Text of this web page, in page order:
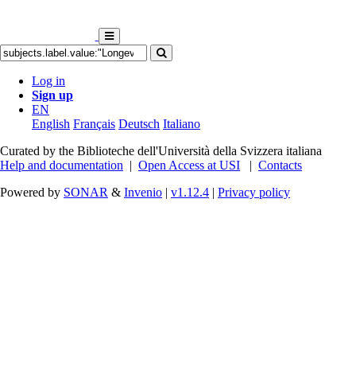
Log in
Sign up
EN
English Français Deutsch Italiano
Curated by the Biblioteche dell'Università della Svizzera italiana
Help and documentation | Open Access at USI | Contacts
Powered by SONAR & Invenio | v1.12.4 | Privacy policy